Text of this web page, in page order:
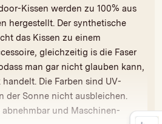
Kissen werden zu 100% aus
hergestellt. Der synthetische
das Kissen zu einem
gleichzeitig is die Faser
man gar nicht glauben kann,
Die Farben sind UV-
der Sonne nicht ausbleichen.
und Maschinen-